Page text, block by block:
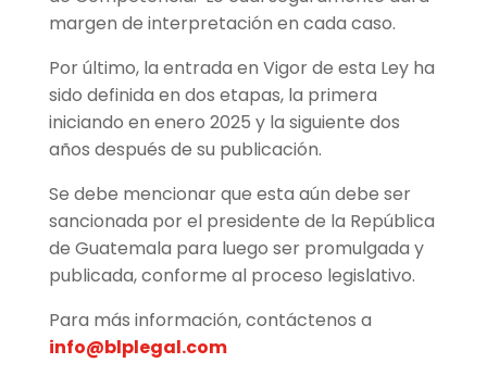
margen de interpretación en cada caso.
Por último, la entrada en Vigor de esta Ley ha
sido definida en dos etapas, la primera
iniciando en enero 2025 y la siguiente dos
años después de su publicación.
Se debe mencionar que esta aún debe ser
sancionada por el presidente de la República
de Guatemala para luego ser promulgada y
publicada, conforme al proceso legislativo.
Para más información, contáctenos a
info@blplegal.com